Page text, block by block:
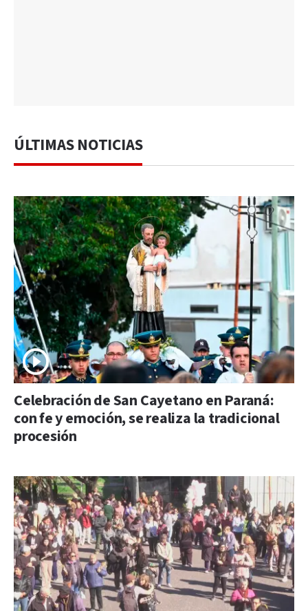
ÚLTIMAS NOTICIAS
Celebración de San Cayetano en Paraná:
con fe y emoción, se realiza la tradicional
procesión